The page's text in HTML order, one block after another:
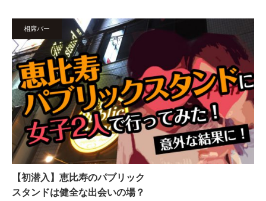
相席バー
【初潜入】恵比寿のパブリック
スタンドは健全な出会いの場？